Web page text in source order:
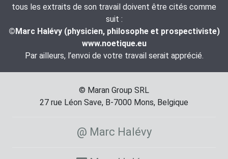
tous les extraits de son travail doivent être cités comme
suit :
©Marc Halévy (physicien, philosophe et prospectiviste)
www.noetique.eu
Par ailleurs, l’envoi de votre travail serait apprécié.
© Maran Group SRL
27 rue Léon Save, B-7000 Mons, Belgique
@ Marc Halévy